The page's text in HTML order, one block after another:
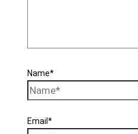
Name*
Email*